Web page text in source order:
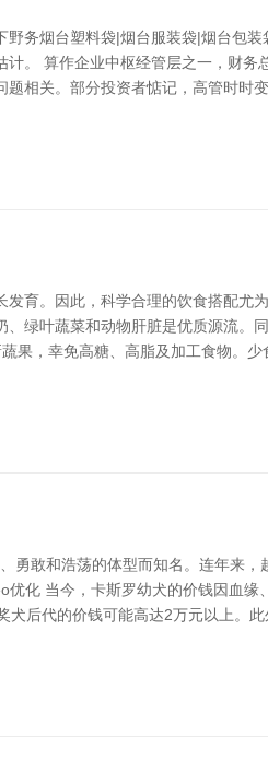
务烟台塑料袋|烟台服装袋|烟台包
。 算作企业中枢经管层之一，财
相关。部分投资者惦记，高管时时
育。因此，科学合理的饮食搭配尤
绿叶蔬菜和动物肝脏是优质源流
果，幸免高糖、高脂及加工食物。
敢和浩荡的体型而知名。连年来
化 当今，卡斯罗幼犬的价钱因血
后代的价钱可能高达2万元以上。